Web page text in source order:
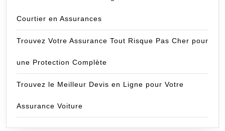
Courtier en Assurances
Trouvez Votre Assurance Tout Risque Pas Cher pour
une Protection Complète
Trouvez le Meilleur Devis en Ligne pour Votre
Assurance Voiture